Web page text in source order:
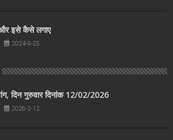
इसे कैसे लगाए
2024-9-25
दिन गुरुवार दिनांक 12/02/2026
2026-2-12